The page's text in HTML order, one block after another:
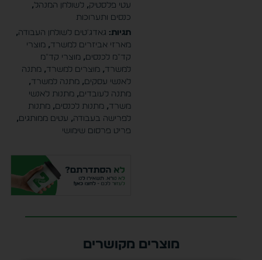
עטי פלסטיק, לשולחן המנהל,
כנסים ותערוכות
תגיות: גאדג'טים לשולחן העבודה,
מארזי אביזרים למשרד, מוצרי
קד"מ לכנסים, מוצרי קד"מ
למשרד, מוצרים למשרד, מתנה
לאנשי עסקים, מתנה למשרד,
מתנה לעובדים, מתנות לאנשי
משרד, מתנות לכנסים, מתנות
לפרישה בעבודה, עטים ממותגים,
פריט פרסום שימושי
מוצרים מקושרים